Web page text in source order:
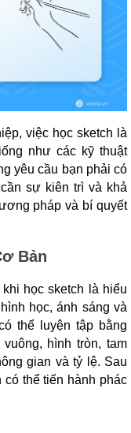
việc học sketch là
như các kỹ thuật
yêu cầu bạn phải có
sự kiên trì và khả
pháp và bí quyết
Bản
học sketch là hiểu
học, ánh sáng và
thể luyện tập bằng
hình tròn, tam
gian và tỷ lệ. Sau
thể tiến hành phác